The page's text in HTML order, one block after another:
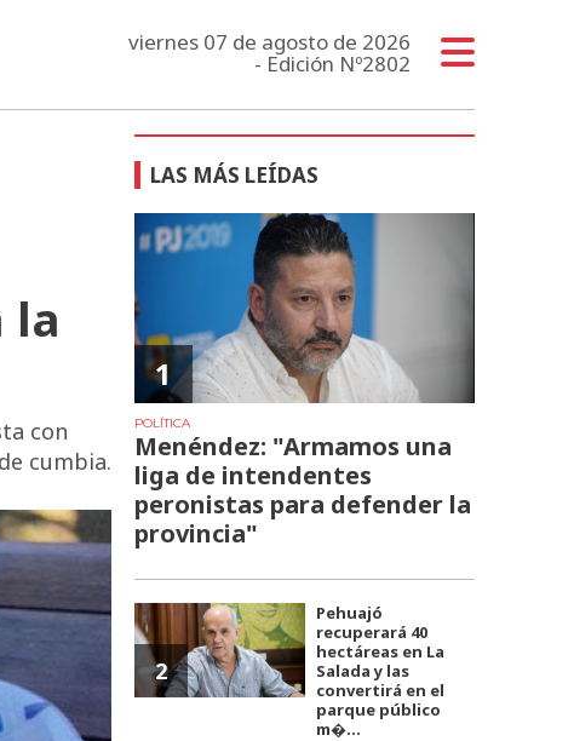
viernes 07 de agosto de 2026
- Edición Nº2802
la
con
cumbia.
LAS MÁS LEÍDAS
1
POLÍTICA
Menéndez: "Armamos una
liga de intendentes
peronistas para defender la
provincia"
2
Pehuajó
recuperará 40
hectáreas en La
Salada y las
convertirá en el
parque público
m�...